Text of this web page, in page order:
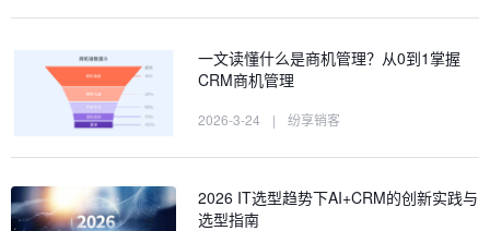
一文读懂什么是商机管理？从0到1掌握
CRM商机管理
2026-3-24 | 纷享销客
2026 IT选型趋势下AI+CRM的创新实践与
选型指南